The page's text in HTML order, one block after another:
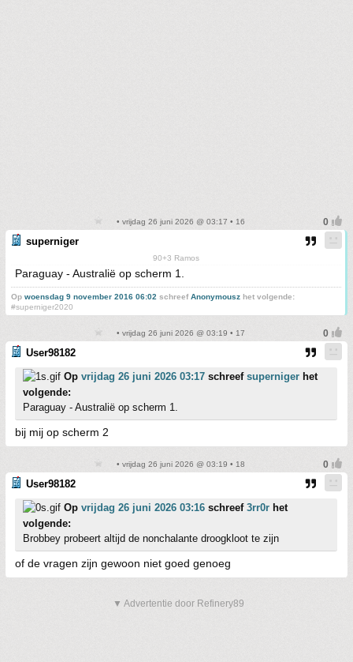
• vrijdag 26 juni 2026 @ 03:17 • 16
superniger
90+3 Ramos
Paraguay - Australië op scherm 1.
Op woensdag 9 november 2016 06:02 schreefAnonymousz het volgende:
#superniger2020
• vrijdag 26 juni 2026 @ 03:19 • 17
User98182
Op vrijdag 26 juni 2026 03:17 schreef superniger het
volgende:
Paraguay - Australië op scherm 1.
bij mij op scherm 2
• vrijdag 26 juni 2026 @ 03:19 • 18
User98182
Op vrijdag 26 juni 2026 03:16 schreef 3rr0r het
volgende:
Brobbey probeert altijd de nonchalante droogkloot te zijn
of de vragen zijn gewoon niet goed genoeg
▼ Advertentie door Refinery89